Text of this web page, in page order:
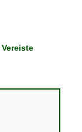
Vereiste